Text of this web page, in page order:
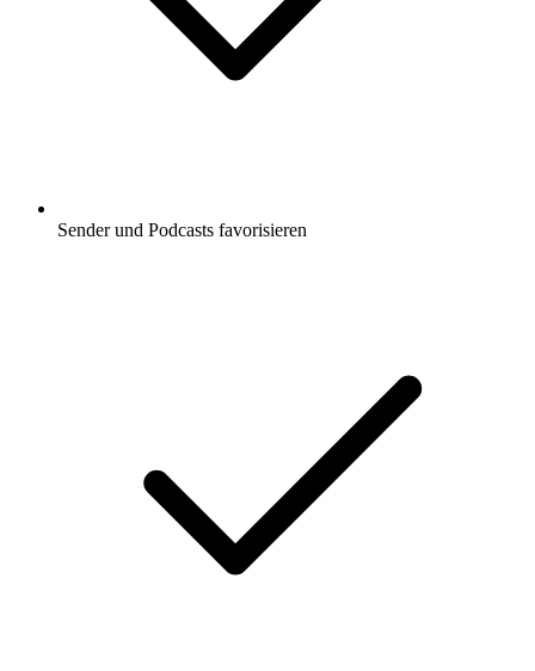
Sender und Podcasts favorisieren